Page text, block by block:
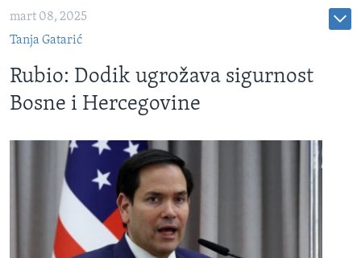
mart 08, 2025
Tanja Gatarić
Rubio: Dodik ugrožava sigurnost
Bosne i Hercegovine